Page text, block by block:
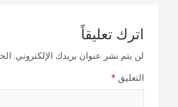
اترك تعليقاً
لن يتم نشر عنوان بريدك الإلكتروني.
التعليق *